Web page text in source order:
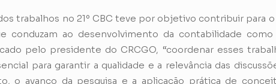
trabalhos no 21º CBC teve por objetivo contribuir para
conduzam ao desenvolvimento da contabilidade como
pelo presidente do CRCGO, “coordenar esses
para garantir a qualidade e a relevância das
o avanço da pesquisa e a aplicação prática de